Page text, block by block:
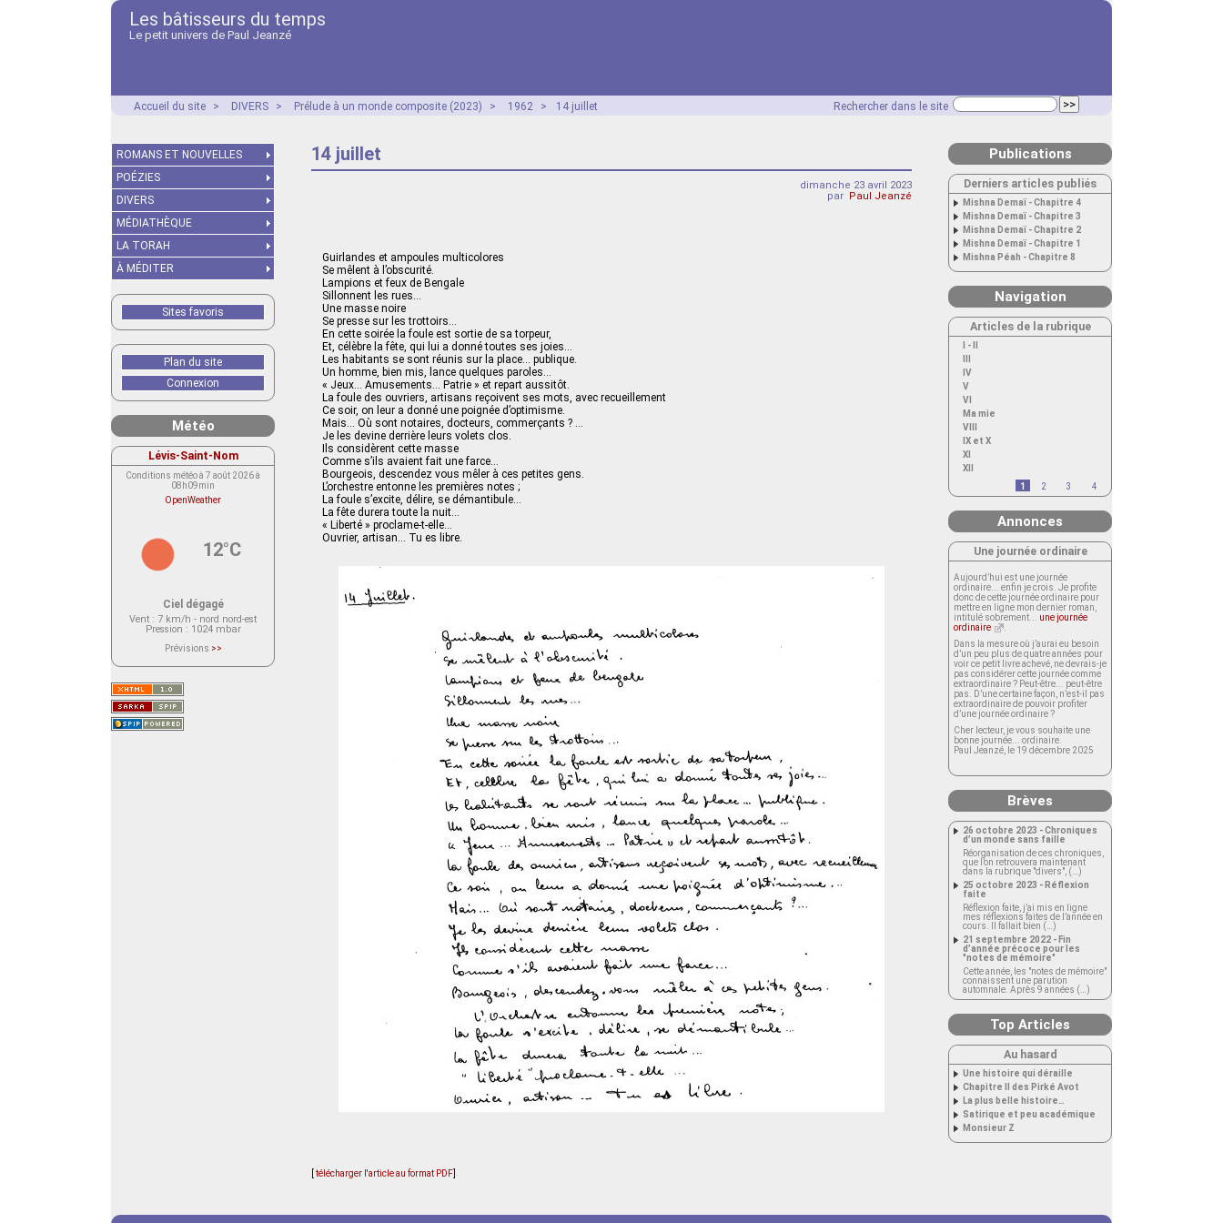
Les bâtisseurs du temps
Le petit univers de Paul Jeanzé
Rechercher dans le site
Accueil du site > DIVERS > Prélude à un monde composite (2023) > 1962 > 14 juillet
14 juillet
dimanche 23 avril 2023
par Paul Jeanzé
Guirlandes et ampoules multicolores
Se mêlent à l’obscurité.
Lampions et feux de Bengale
Sillonnent les rues…
Une masse noire
Se presse sur les trottoirs…
En cette soirée la foule est sortie de sa torpeur,
Et, célèbre la fête, qui lui a donné toutes ses joies…
Les habitants se sont réunis sur la place… publique.
Un homme, bien mis, lance quelques paroles…
« Jeux… Amusements… Patrie » et repart aussitôt.
La foule des ouvriers, artisans reçoivent ses mots, avec recueillement
Ce soir, on leur a donné une poignée d’optimisme.
Mais… Où sont notaires, docteurs, commerçants ? …
Je les devine derrière leurs volets clos.
Ils considèrent cette masse
Comme s’ils avaient fait une farce…
Bourgeois, descendez vous mêler à ces petites gens.
L’orchestre entonne les premières notes ;
La foule s’excite, délire, se démantibule…
La fête durera toute la nuit…
« Liberté » proclame-t-elle…
Ouvrier, artisan… Tu es libre.
télécharger l'article au format PDF
ROMANS ET NOUVELLES
POÉZIES
DIVERS
MÉDIATHÈQUE
LA TORAH
À MÉDITER
Sites favoris
Plan du site
Connexion
Météo
Lévis-Saint-Nom
Conditions météo à 7 août 2026 à
08h09min
OpenWeather
12°C
Ciel dégagé
Vent : 7 km/h - nord nord-est
Pression : 1024 mbar
Prévisions >>
actuellement aucune prévision
Saint-Nom.
Veuillez consulter le message du
service ci-dessous.
(401 - Invalid API key. Please see
https://openweathermap.org/faq#error401
Publications
Derniers articles publiés
Mishna Demaï - Chapitre 4
Mishna Demaï - Chapitre 3
Mishna Demaï - Chapitre 2
Mishna Demaï - Chapitre 1
Mishna Péah - Chapitre 8
Navigation
Articles de la rubrique
I - II
IV
V
VI
Ma mie
VIII
IX et X
XI
XII
1
2 3 4
Annonces
Une journée ordinaire
Aujourd’hui est une journée
ordinaire... enfin je crois. Je profite
donc de cette journée ordinaire pour
mettre en ligne mon dernier roman,
intitulé sobrement... une journée
ordinaire
Dans la mesure où j’aurai eu besoin
d’un peu plus de quatre années pour
voir ce petit livre achevé, ne devrais-je
pas considérer cette journée comme
extraordinaire ? Peut-être... peut-être
pas. D’une certaine façon, n’est-il pas
extraordinaire de pouvoir profiter
d’une journée ordinaire ?
Cher lecteur, je vous souhaite une
bonne journée... ordinaire.
Paul Jeanzé, le 19 décembre 2025
Brèves
26 octobre 2023 - Chroniques
d’un monde sans faille
Réorganisation de ces chroniques,
que l’on retrouvera maintenant
dans la rubrique "divers", (…)
25 octobre 2023 - Réflexion
faite
Réflexion faite, j’ai mis en ligne
mes réflexions faites de l’année en
cours. Il fallait bien (…)
21 septembre 2022 - Fin
d’année précoce pour les
"notes de mémoire"
Cette année, les "notes de mémoire"
connaissent une parution
automnale. Après 9 années (…)
Top Articles
Au hasard
Une histoire qui déraille
Chapitre II des Pirké Avot
La plus belle histoire…
Satirique et peu académique
Monsieur Z